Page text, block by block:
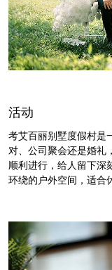
活动
考艾百丽别墅度假村是
对、公司聚会还是婚礼
顺利进行，给人留下深
环绕的户外空间，适合